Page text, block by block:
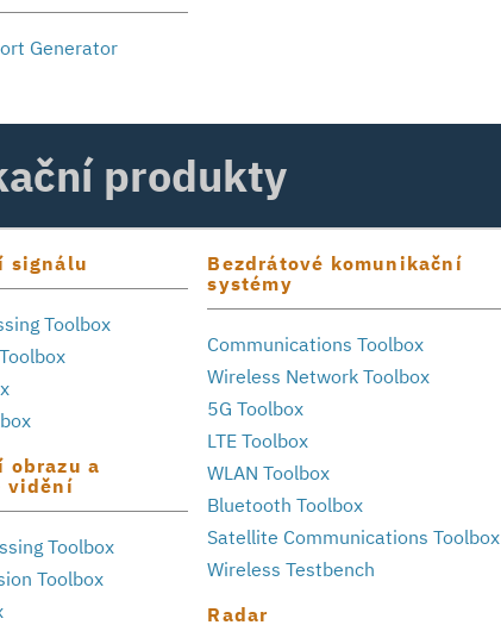
Generator
produkty
signálu
Toolbox
obrazu a
vidění
Toolbox
Toolbox
Bezdrátové komunikační
systémy
Communications Toolbox
Wireless Network Toolbox
5G Toolbox
LTE Toolbox
WLAN Toolbox
Bluetooth Toolbox
Satellite Communications Toolbox
Wireless Testbench
Radar